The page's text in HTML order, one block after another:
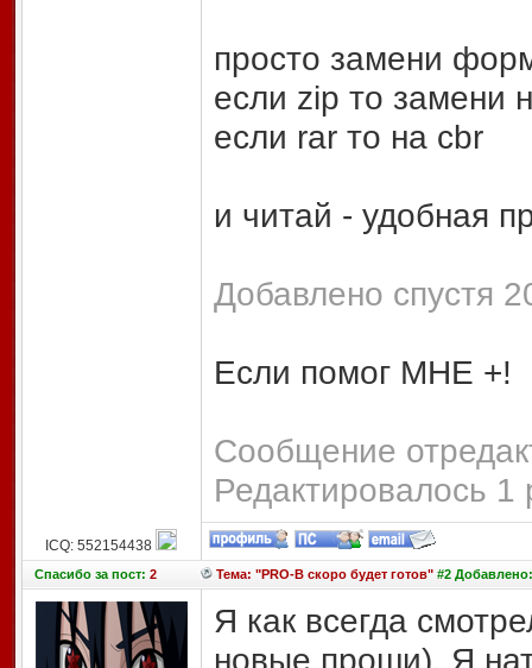
просто замени
если zip то замени
если rar то на cbr
и читай - удобная
Добавлено спустя
Если помог МНЕ +!
Сообщение
Редактировалось 1
ICQ: 552154438
Спасибоза пост: 2 Тема: "PRO-B скоро будет готов"#2 Добавлено:
Я как всегда
новые проши). Я